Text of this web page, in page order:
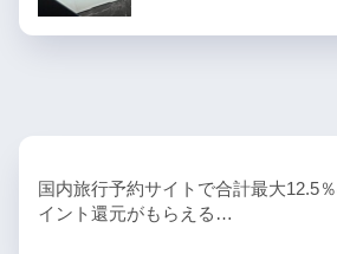
国内旅行予約サイトで合計最大12.5
イント還元がもらえる…